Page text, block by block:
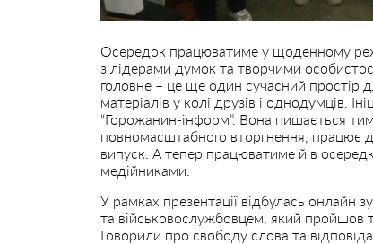
Осередок працюватиме у щоденному
з лідерами думок та творчими
головне – це ще один сучасний простір
матеріалів у колі друзів і однодумців.
“Горожанин-інформ”. Вона пишається
повномасштабного вторгнення, працює
випуск. А тепер працюватиме й в
медійниками.
У рамках презентації відбулась онлайн
та військовослужбовцем, який пройшов
Говорили про свободу слова та